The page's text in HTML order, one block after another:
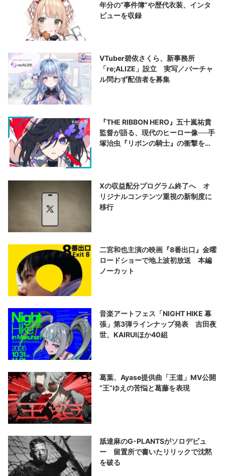
年分の“事件簿”や歴代衣装、インタ
ビューを収録
VTuber碧依さくら、新事務所
「re;ALIZE」設立 実写／バーチャ
ル問わず配信者を募集
『THE RIBBON HERO』五十嵐祐貴
監督が語る、現代のヒーロー像──手
塚治虫『リボンの騎士』の衝撃を再
Xの収益配分プログラム終了へ オ
リジナルコンテンツ重視の新制度に
移行
二宮和也主演の映画『8番出口』金曜
ロードショーで地上波初放送 本編
ノーカット
音楽アートフェス「NIGHT HIKE 幕
張」第3弾ラインナップ発表 吉田夜
世、KAIRUIほか40組
葛葉、Ayase提供曲「王道」MV公開
“王”ゆえの苦悩と葛藤を表現
舐達麻のG-PLANTSがソロデビュ
ー 留置所で書いたリリックで沈黙
を破る